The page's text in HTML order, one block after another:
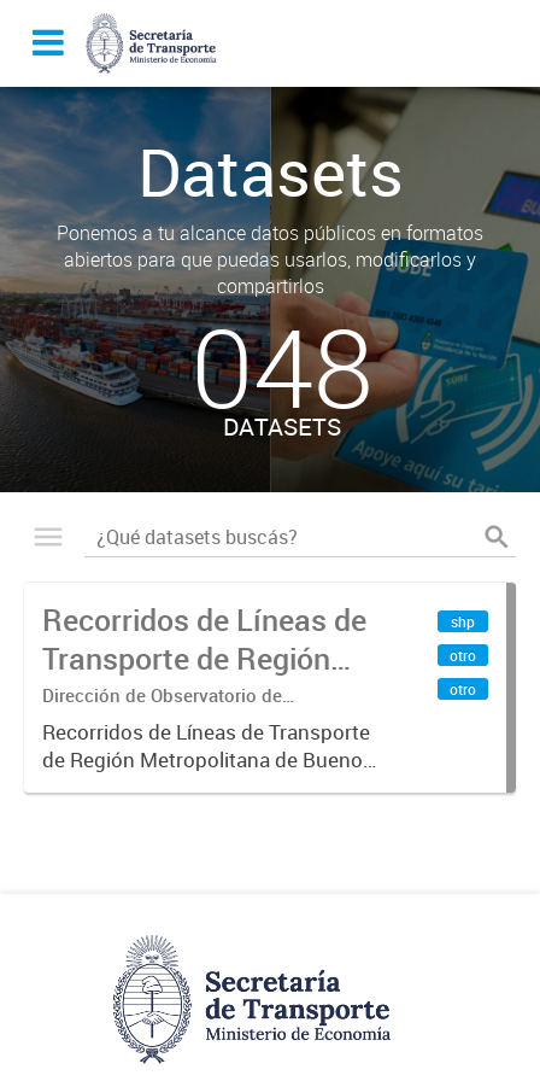
Datasets
Ponemos a tu alcance datos públicos en formatos
abiertos para que puedas usarlos, modificarlos y
compartirlos
048
DATASETS
Recorridos de Líneas de
Transporte de Región
Metropolitana de
Buenos Aires (RMBA)
Dirección de Observatorio de
Transporte, Estudio y Sistemas
Recorridos de Líneas de Transporte
de Región Metropolitana de Buenos
Aires (RMBA).-
shp
otro
otro